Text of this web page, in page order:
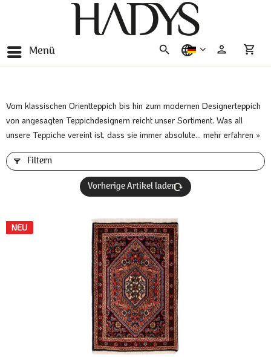
Menü deutsch
Vom klassischen Orientteppich bis hin zum modernen Designerteppich
von angesagten Teppichdesignern reicht unser Sortiment. Was all
unsere Teppiche vereint ist, dass sie immer absolute... mehr erfahren »
Filtern
Vorherige Artikel laden
NEU